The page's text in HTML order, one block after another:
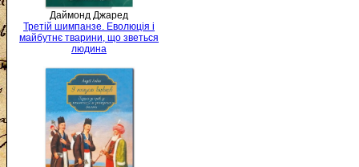
Даймонд Джаред
Третій шимпанзе. Еволюція і
майбутнє тварини, що зветься
людина